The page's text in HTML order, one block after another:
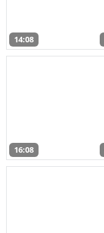
14:08
16:08